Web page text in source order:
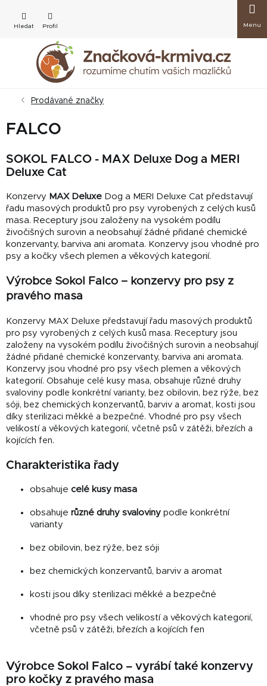
obsah
košík
Prodávané značky
FALCO
SOKOL FALCO - MAX Deluxe Dog a MERI
Deluxe Cat
Konzervy MAX Deluxe Dog a MERI Deluxe Cat představují
řadu masových produktů pro psy vyrobených z celých kusů
masa. Receptury jsou založeny na vysokém podílu
živočišných surovin a neobsahují žádné přidané chemické
konzervanty, barviva ani aromata. Konzervy jsou vhodné pro
psy a kočky všech plemen a věkových kategorií.
Výrobce Sokol Falco – konzervy pro psy z
pravého masa
Konzervy MAX Deluxe představují řadu masových produktů
pro psy vyrobených z celých kusů masa. Receptury jsou
založeny na vysokém podílu živočišných surovin a neobsahují
žádné přidané chemické konzervanty, barviva ani aromata.
Konzervy jsou vhodné pro psy všech plemen a věkových
kategorií. Obsahuje celé kusy masa, obsahuje různé druhy
svaloviny podle konkrétní varianty, bez obilovin, bez rýže, bez
sóji, bez chemických konzervantů, barviv a aromat, kosti jsou
díky sterilizaci měkké a bezpečné. Vhodné pro psy všech
velikostí a věkových kategorií, včetně psů v zátěži, březích a
kojících fen.
Charakteristika řady
obsahuje celé kusy masa
obsahuje různé druhy svaloviny podle konkrétní
varianty
bez obilovin, bez rýže, bez sóji
bez chemických konzervantů, barviv a aromat
kosti jsou díky sterilizaci měkké a bezpečné
vhodné pro psy všech velikostí a věkových kategorií,
včetně psů v zátěži, březích a kojících fen
Výrobce Sokol Falco – vyrábí také konzervy
pro kočky z pravého masa